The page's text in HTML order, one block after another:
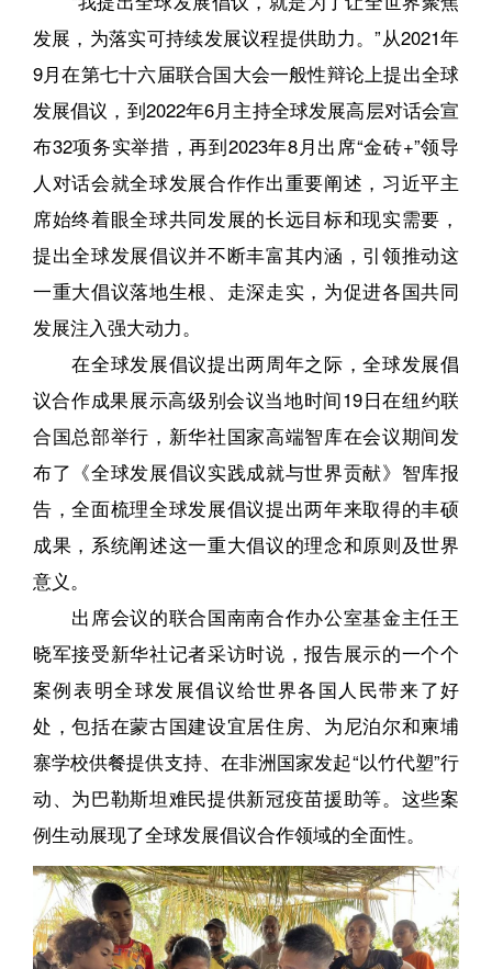
发展，为落实可持续发展议程提供助力。”从2021年
9月在第七十六届联合国大会一般性辩论上提出全球
发展倡议，到2022年6月主持全球发展高层对话会宣
布32项务实举措，再到2023年8月出席“金砖+”领导
人对话会就全球发展合作作出重要阐述，习近平主
席始终着眼全球共同发展的长远目标和现实需要，
提出全球发展倡议并不断丰富其内涵，引领推动这
一重大倡议落地生根、走深走实，为促进各国共同
发展注入强大动力。
在全球发展倡议提出两周年之际，全球发展倡
议合作成果展示高级别会议当地时间19日在纽约联
合国总部举行，新华社国家高端智库在会议期间发
布了《全球发展倡议实践成就与世界贡献》智库报
告，全面梳理全球发展倡议提出两年来取得的丰硕
成果，系统阐述这一重大倡议的理念和原则及世界
意义。
出席会议的联合国南南合作办公室基金主任王
晓军接受新华社记者采访时说，报告展示的一个个
案例表明全球发展倡议给世界各国人民带来了好
处，包括在蒙古国建设宜居住房、为尼泊尔和柬埔
寨学校供餐提供支持、在非洲国家发起“以竹代塑”行
动、为巴勒斯坦难民提供新冠疫苗援助等。这些案
例生动展现了全球发展倡议合作领域的全面性。